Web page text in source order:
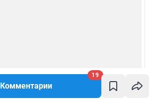
Комментарии
19